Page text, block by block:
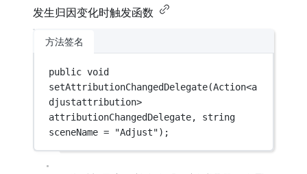
发生归因变化时触发函数
方法签名
public void
setAttributionChangedDelegate(Action<a
djustattribution
attributionChangedDelegate, string
sceneName = "Adjust");